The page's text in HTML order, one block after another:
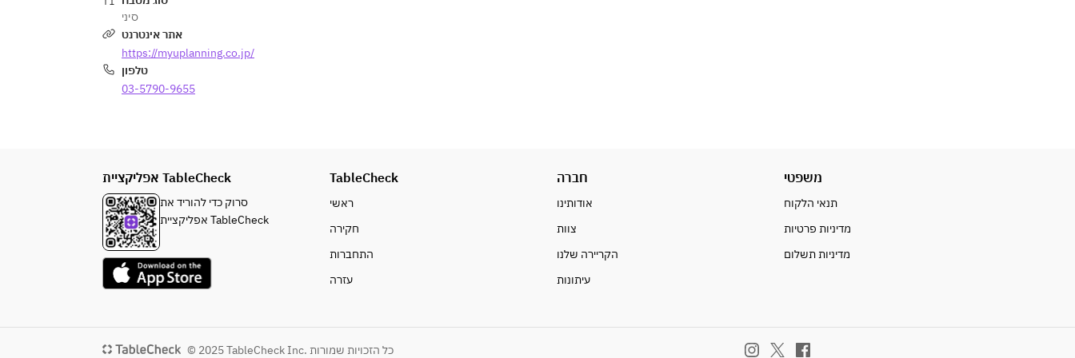
סיני
אתר אינטרנט
https://myuplanning.co.jp/
טלפון
03-5790-9655
אפליקציית TableCheck
סרוק כדי להוריד את
אפליקציית TableCheck
TableCheck
ראשי
חקירה
התחברות
עזרה
חברה
אודותינו
צוות
הקריירה שלנו
עיתונות
משפטי
תנאי הלקוח
מדיניות פרטיות
מדיניות תשלום
© 2025 TableCheck Inc. כל הזכויות שמורות